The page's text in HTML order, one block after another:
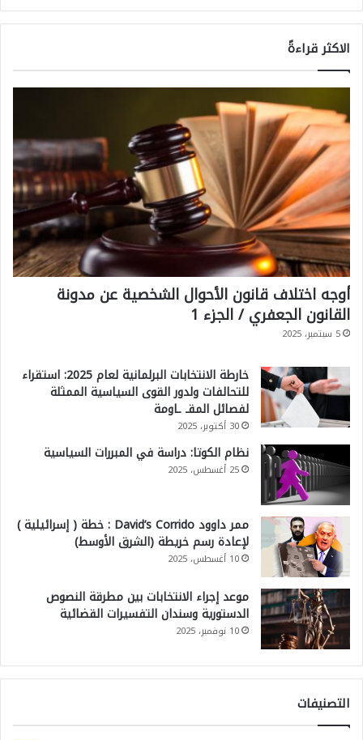
ب
ل
ل
"
ت
ا
ف
ي
ا
م
ا
س
ف
ا
ل
م
ت
الاكثر قراءةً
أوجه اختلاف قانون الأحوال الشخصية عن مدونة
القانون الجعفري / الجزء 1
5 سبتمبر، 2025
خارطة الانتخابات البرلمانية لعام 2025: استقراء
للتحالفات ولدور القوى السياسية الممثلة
لفصائل المقـ ـاومة
30 أكتوبر، 2025
نظام الكوتا: دراسة في المبررات السياسية
25 أغسطس، 2025
ممر داوود David’s Corrido : خطة ( إسرائيلية )
لإعادة رسم خريطة (الشرق الأوسط)
10 أغسطس، 2025
موعد إجراء الانتخابات بين مطرقة النصوص
الدستورية وسندان التفسيرات القضائية
10 نوفمبر، 2025
التصنيفات